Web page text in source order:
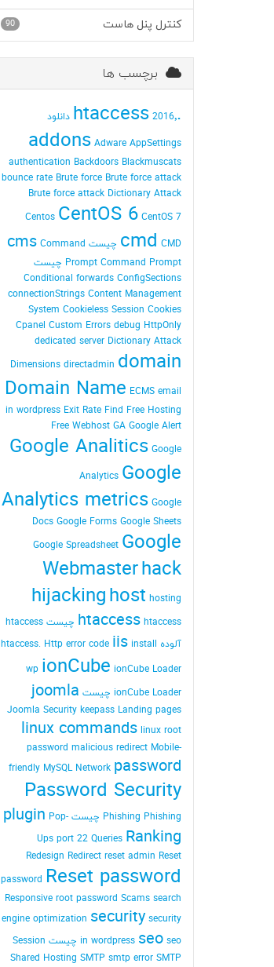
90 کنترل پنل هاست
برچسب ها
.htaccess2016٬ دانلود
addons Adware AppSettings
authentication Backdoors Blackmuscats
bounce rate Brute force Brute force attack
Brute force attack Dictionary Attack
Centos CentOS 6 CentOS 7
cmd CMD چیست cms Command
Prompt Command Prompt چیست
Conditional forwards ConfigSections
connectionStrings Content Management
System Cookieless Session Cookies
Cpanel Custom Errors debug HttpOnly
dedicated server Dictionary Attack
Dimensions directadmin domain
Domain Name ECMS email
in wordpress Exit Rate Find Free Hosting
Free Webhost GA Google Alert
Google Analitics Google
Analytics Google
Analytics metrics Google
Docs Google Forms Google Sheets
Google Spreadsheet Google
Webmasterhack
hijackinghost hosting
htaccess htaccess چیست
htaccess
آلوده
htaccess. Http error code iis install
wp ionCube ionCube Loader
ionCube Loader چیست
joomla
Joomla Security keepass Landing pages
linux commands linux root
password malicious redirect Mobile-
friendly MySQL Network password
Password Security
Phishing Phishing چیست plugin Pop-
Ups port 22 Queries Ranking
Redesign Redirect reset admin Reset
password Reset password
Responsive root password Scams search
engine optimization security security
in wordpress seo seo چیست
Session
Shared Hosting SMTP smtp error SMTP